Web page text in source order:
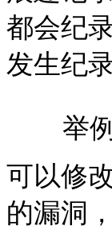
都会纪
发生纪
举
可以修
的漏洞